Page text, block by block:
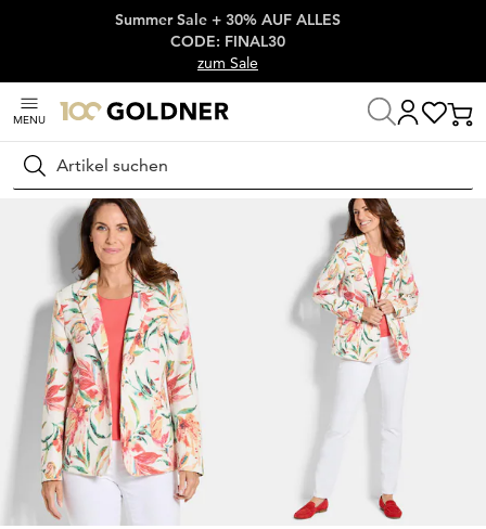
Überspringe Navigation, direkt zum Content
Summer Sale + 30% AUF ALLES
CODE: FINAL30
zum Sale
MENU
Suchen
Startseite Damenmode